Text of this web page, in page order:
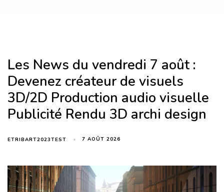
Les News du vendredi 7 août :
Devenez créateur de visuels
3D/2D Production audio visuelle
Publicité Rendu 3D archi design
ETRIBART2023TEST 7 AOÛT 2026